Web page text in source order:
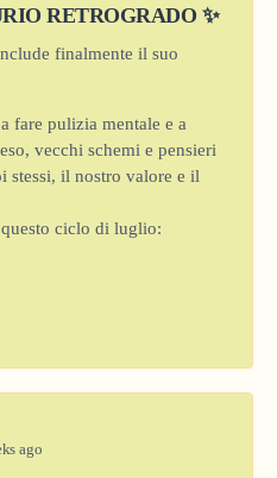
RETROGRADO ✨
finalmente il suo
fare pulizia mentale e a
vecchi schemi e pensieri
stessi, il nostro valore e il
ciclo di luglio:
ago